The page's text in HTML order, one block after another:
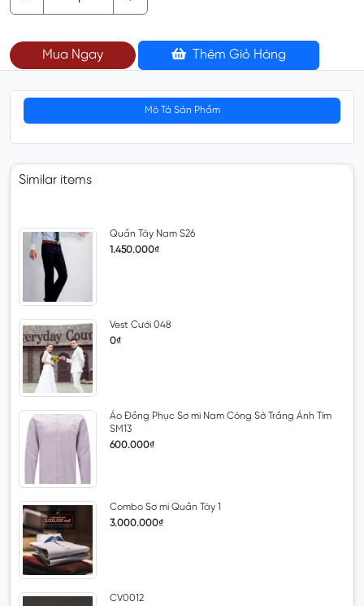
Mua Ngay Thêm Giỏ Hàng
Mô Tả Sản Phẩm
Similar items
Quần Tây Nam S26
1.450.000₫
Vest Cưới 048
0₫
Áo Đồng Phục Sơ mi Nam Công Sở Trắng Ánh Tím
SM13
600.000₫
Combo Sơ mi Quần Tây 1
3.000.000₫
CV0012